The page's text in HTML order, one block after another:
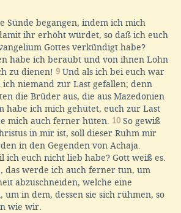
Sünde begangen, indem ich mich
ihr erhöht würdet, so daß ich euch
Gottes verkündigt habe?
habe ich beraubt und von ihnen Lohn
zu dienen! 9 Und als ich bei euch war
niemand zur Last gefallen; denn
die Brüder aus, die aus Mazedonien
habe ich mich gehütet, euch zur Last
mich auch ferner hüten. 10 So gewiß
in mir ist, soll dieser Ruhm mir
in den Gegenden von Achaja.
ich euch nicht lieb habe? Gott weiß es.
das werde ich auch ferner tun, um
abzuschneiden, welche eine
um in dem, dessen sie sich rühmen, so
wie wir.